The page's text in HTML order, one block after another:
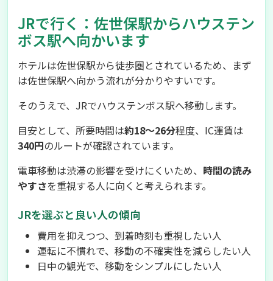
JRで行く：佐世保駅からハウステン
ボス駅へ向かいます
ホテルは佐世保駅から徒歩圏とされているため、まず
は佐世保駅へ向かう流れが分かりやすいです。
そのうえで、JRでハウステンボス駅へ移動します。
目安として、所要時間は約18〜26分程度、IC運賃は
340円のルートが確認されています。
電車移動は渋滞の影響を受けにくいため、 時間の読み
やすさを重視する人に向くと考えられます。
JRを選ぶと良い人の傾向
費用を抑えつつ、到着時刻も重視したい人
運転に不慣れで、移動の不確実性を減らしたい人
日中の観光で、移動をシンプルにしたい人